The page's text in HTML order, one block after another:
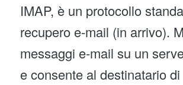
IMAP, è un protocollo
recupero e-mail (in arrivo).
messaggi e-mail su un
e consente al destinatario di